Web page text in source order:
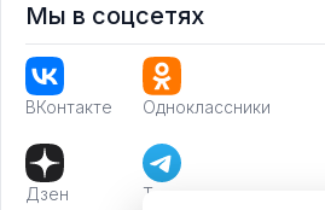
Мы в соцсетях
ВКонтакте Одноклассники
Дзен Телеграм